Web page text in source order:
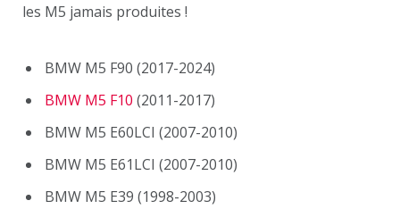
les M5 jamais produites !
BMW M5 F90 (2017-2024)
BMW M5 F10 (2011-2017)
BMW M5 E60LCI (2007-2010)
BMW M5 E61LCI (2007-2010)
BMW M5 E39 (1998-2003)